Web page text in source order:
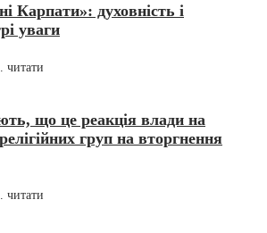
Карпати»: духовність і
уваги
читати
що це реакція влади на
груп на вторгнення
читати